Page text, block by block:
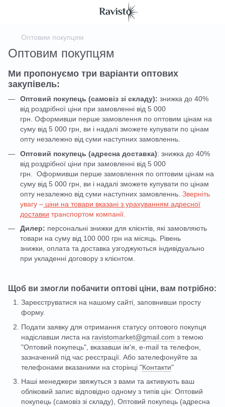
Оптовим покупцям
Оптовим покупцям
Ми пропонуємо три варіанти оптових
закупівель:
Оптовий покупець (самовіз зі складу): знижка до 40%
від роздрібної ціни при замовленні від 5 000
грн. Оформивши перше замовлення по оптовим цінам на
суму від 5 000 грн, ви і надалі зможете купувати по цінам
опту незалежно від суми наступних замовленнь.
Оптовий покупець (адресна доставка): знижка до 40%
від роздрібної ціни при замовленні від 5 000
грн. Оформивши перше замовлення по оптовим цінам на
суму від 5 000 грн, ви і надалі зможете купувати по цінам
опту незалежно від суми наступних замовленнь. Зверніть
увагу – ціни на товари вказані з урахуванням адресної
доставки транспортом компанії.
Дилер: персональні знижки для клієнтів, які замовляють
товари на суму від 100 000 грн на місяць. Рівень
знижки, оплата та доставка узгоджуються індивідуально
при укладенні договору з клієнтом.
Щоб ви змогли побачити оптові ціни, вам потрібно:
Зареєструватися на нашому сайті, заповнивши просту
форму.
Подати заявку для отримання статусу оптового покупця
надіславши листа на ravistomarket@gmail.com з темою
"Оптовий покупець", вказавши ім'я, e-mail та телефон,
зазначений під час реєстрації. Або зателефонуйте за
телефонами вказаними на сторінці "Контакти"
Наші менеджери звяжуться з вами та активують ваш
обліковий запис відповідно одному з типів цін: Оптовий
покупець (самовіз зі складу), Оптовий покупець (адресна